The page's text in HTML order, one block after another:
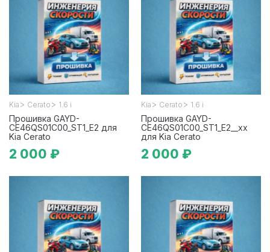
Kia > Cerato > 1.6 i
Прошивка GAYD-
CE46QS01C00_ST1_E2 для
Kia Cerato
2 000 ₽
Kia > Cerato > 1.6 i
Прошивка GAYD-
CE46QS01C00_ST1_E2__xx
для Kia Cerato
2 000 ₽